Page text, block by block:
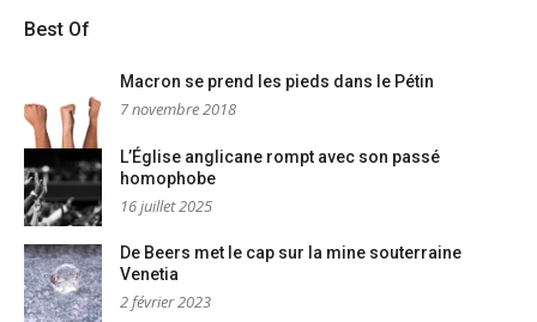
Best Of
Macron se prend les pieds dans le Pétin
7 novembre 2018
L’Église anglicane rompt avec son passé
homophobe
16 juillet 2025
De Beers met le cap sur la mine souterraine
Venetia
2 février 2023